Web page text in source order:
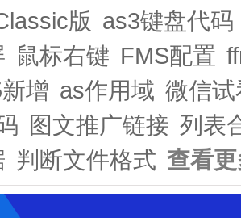
版 as3键盘代码
鼠标右键 FMS配置
增 as作用域 微信试
图文推广链接 列表
判断文件格式 查看